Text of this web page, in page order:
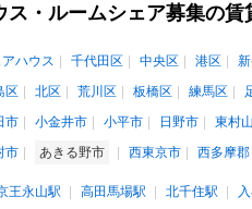
ス・ルームシェア募集の賃
ハウス 千代田区 中央区 港区
区 北区 荒川区 板橋区 練馬区
市 小金井市 小平市 日野市 東村
市 あきる野市 西東京市 西多摩郡
王永山駅 高田馬場駅 北千住駅